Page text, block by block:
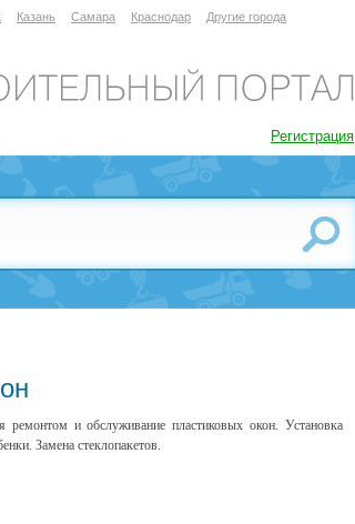
Казань Самара Краснодар Другие города
Регистрация
ремонтом и обслуживание пластиковых окон. Установка
Замена стеклопакетов.